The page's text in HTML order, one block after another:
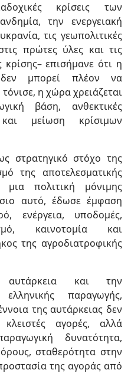
κρίσεις των
την ενεργειακή
τις γεωπολιτικές
πρώτες ύλες και τις
κρίσης– επισήμανε ότι η
δεν μπορεί πλέον να
η χώρα χρειάζεται
βάση, ανθεκτικές
μείωση κρίσιμων
στρατηγικό στόχο της
της αποτελεσματικής
μια πολιτική μόνιμης
αυτό, έδωσε έμφαση
ενέργεια, υποδομές,
καινοτομία και
της αγροδιατροφικής
και την
παραγωγής,
της αυτάρκειας δεν
αγορές, αλλά
δυνατότητα,
σταθερότητα στην
της αγοράς από